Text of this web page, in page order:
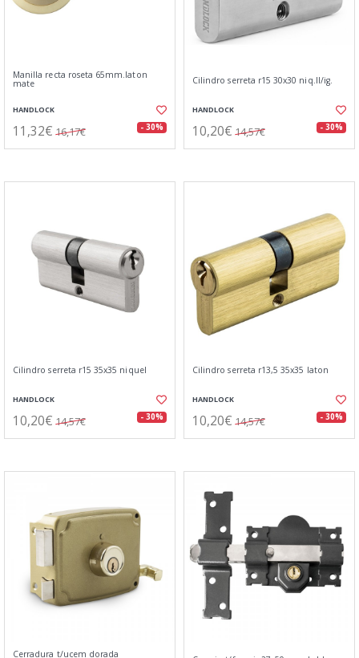
Manilla recta roseta 65mm.laton
mate
HANDLOCK
11,32€ 16,17€ - 30%
Cilindro serreta r15 30x30 niq.ll/ig.
HANDLOCK
10,20€ 14,57€ - 30%
Cilindro serreta r15 35x35 niquel
HANDLOCK
10,20€ 14,57€ - 30%
Cilindro serreta r13,5 35x35 laton
HANDLOCK
10,20€ 14,57€ - 30%
Cerradura t/ucem dorada